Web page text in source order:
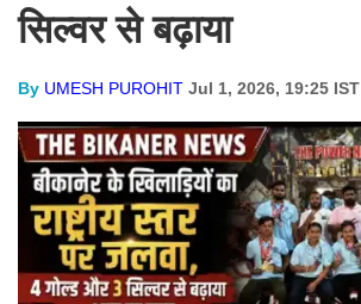
सिल्वर से बढ़ाया
By UMESH PUROHIT Jul 1, 2026, 19:25 IST